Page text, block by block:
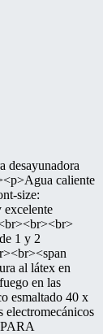
caliente
size:
1 y 2
al látex en
en las
esmaltado 40 x
electromecánicos